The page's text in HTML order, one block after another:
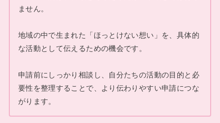
ません。
地域の中で生まれた「ほっとけない想い」を、具体的
な活動として伝えるための機会です。
申請前にしっかり相談し、自分たちの活動の目的と必
要性を整理することで、より伝わりやすい申請につな
がります。